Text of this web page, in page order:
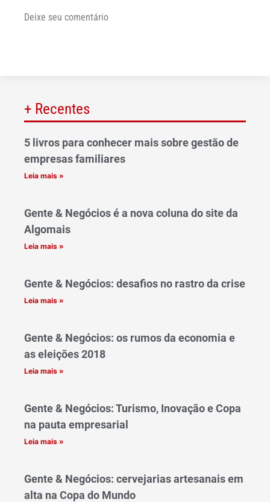
Deixe seu comentário
+ Recentes
5 livros para conhecer mais sobre gestão de
empresas familiares
Leia mais »
Gente & Negócios é a nova coluna do site da
Algomais
Leia mais »
Gente & Negócios: desafios no rastro da crise
Leia mais »
Gente & Negócios: os rumos da economia e
as eleições 2018
Leia mais »
Gente & Negócios: Turismo, Inovação e Copa
na pauta empresarial
Leia mais »
Gente & Negócios: cervejarias artesanais em
alta na Copa do Mundo